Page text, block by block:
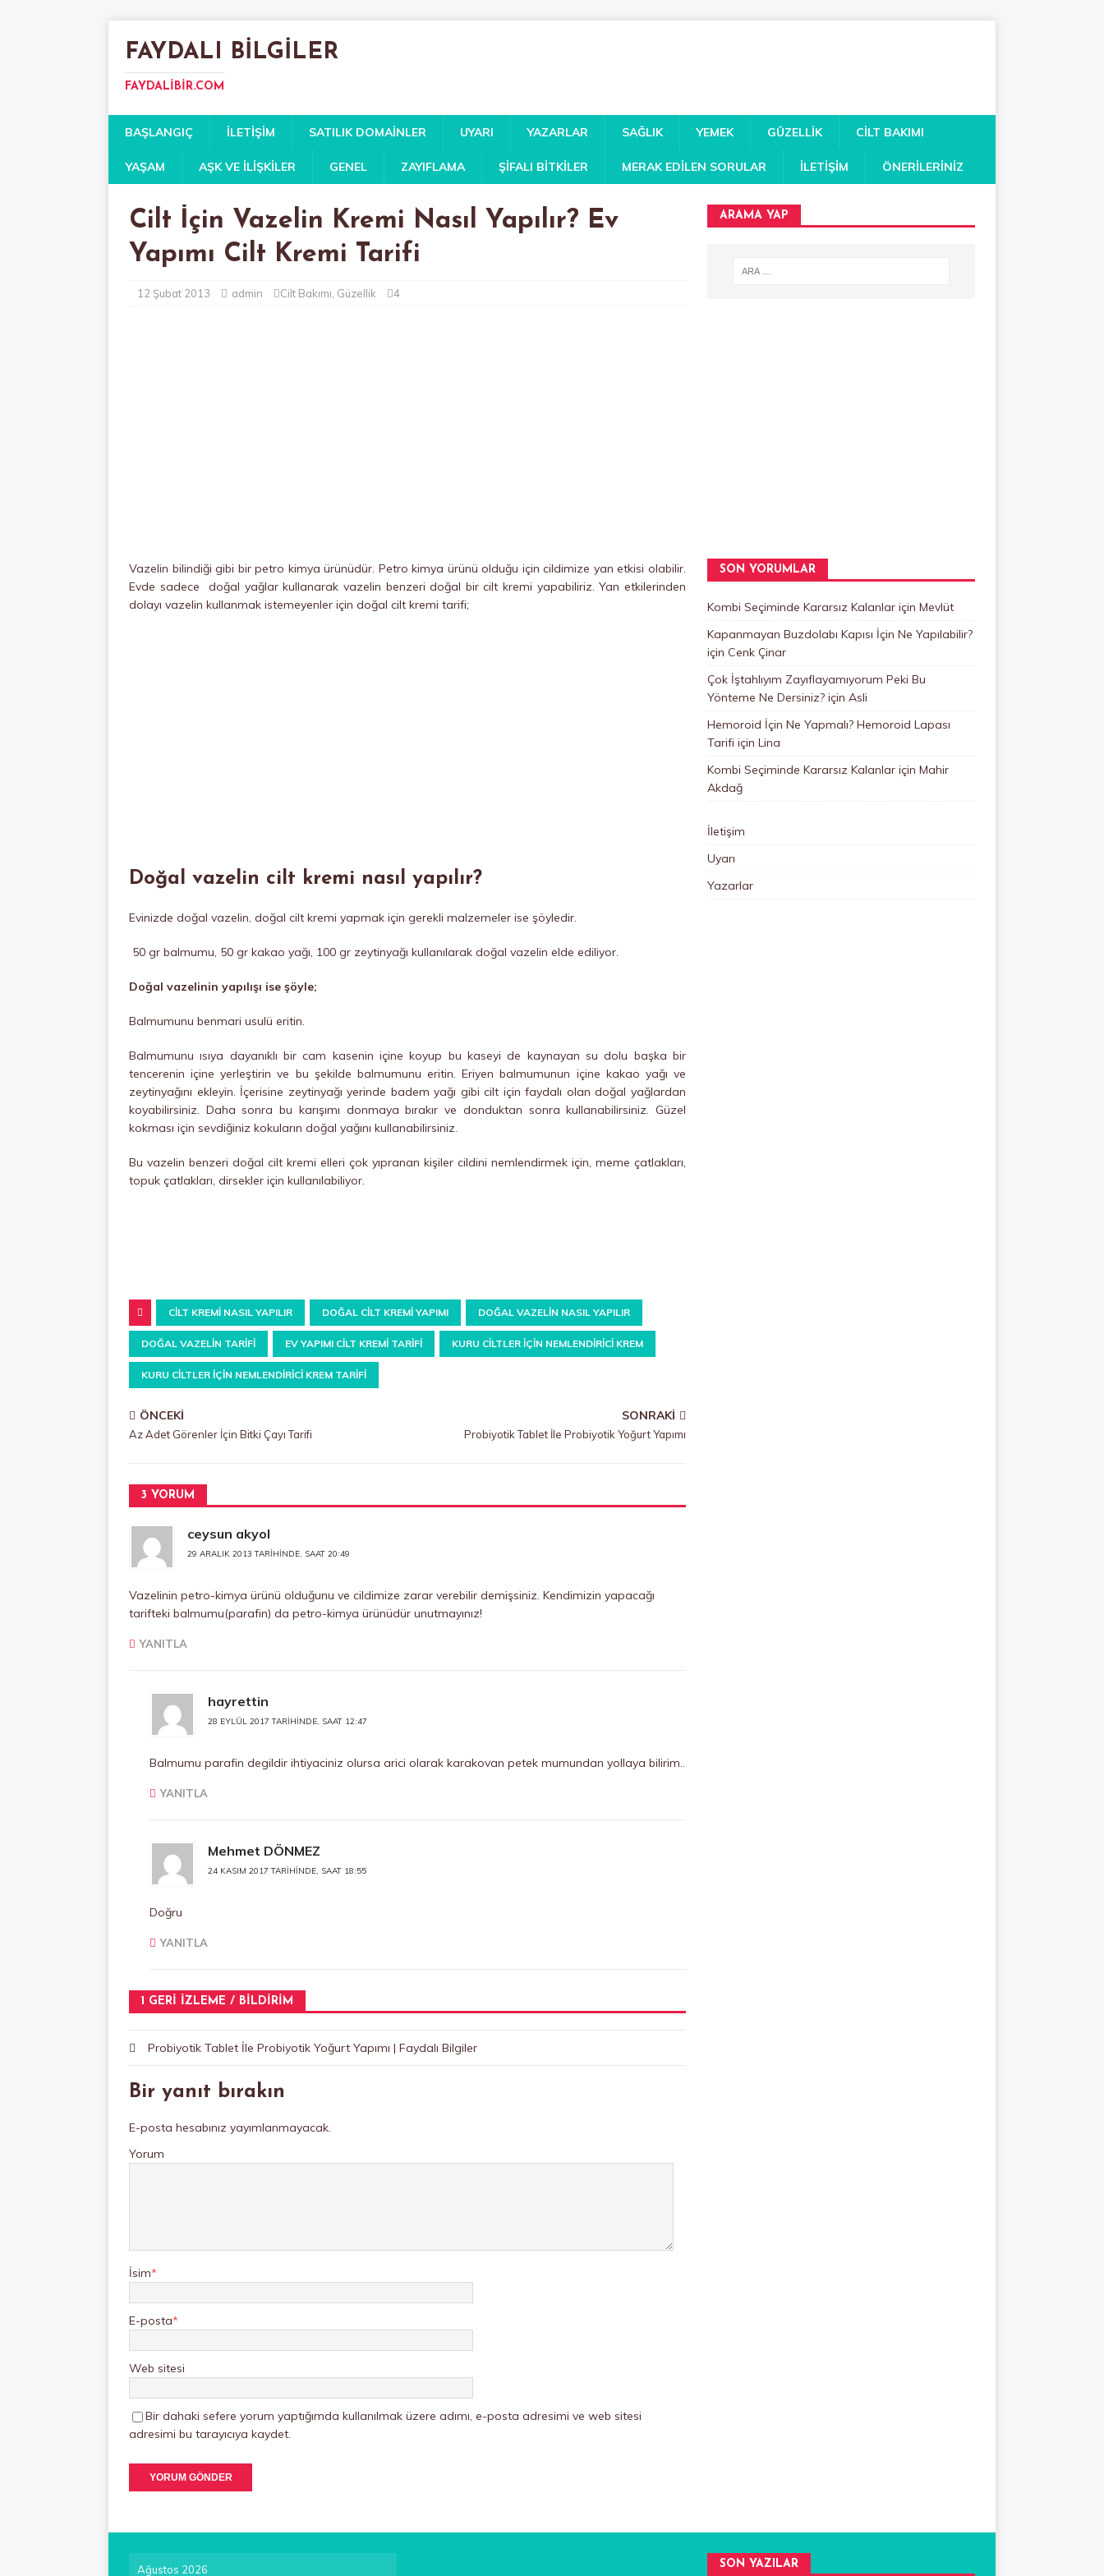
FAYDALI BILGILER
FAYDALIBIR.COM
BAŞLANGIÇ İLETIŞIM SATILIK DOMAINLER UYARI YAZARLAR SAĞLIK YEMEK GÜZELLIK CILT BAKIMI
YAŞAM AŞK VE İLIŞKILER GENEL ZAYIFLAMA ŞIFALI BITKILER MERAK EDILEN SORULAR İLETIŞIM ÖNERILERINIZ
Cilt İçin Vazelin Kremi Nasıl Yapılır? Ev
Yapımı Cilt Kremi Tarifi
12 Şubat 2013 admin Cilt Bakımı Güzellik 4
Vazelin bilindiği gibi bir petro kimya ürünüdür. Petro kimya ürünü olduğu için cildimize yan etkisi olabilir.
Evde sadece doğal yağlar kullanarak vazelin benzeri doğal bir cilt kremi yapabiliriz. Yan etkilerinden
dolayı vazelin kullanmak istemeyenler için doğal cilt kremi tarifi;
Doğal vazelin cilt kremi nasıl yapılır?
Evinizde doğal vazelin, doğal cilt kremi yapmak için gerekli malzemeler ise şöyledir.
50 gr balmumu, 50 gr kakao yağı, 100 gr zeytinyağı kullanılarak doğal vazelin elde ediliyor.
Doğal vazelinin yapılışı ise şöyle;
Balmumunu benmari usulü eritin.
Balmumunu ısıya dayanıklı bir cam kasenin içine koyup bu kaseyi de kaynayan su dolu başka bir
tencerenin içine yerleştirin ve bu şekilde balmumunu eritin. Eriyen balmumunun içine kakao yağı ve
zeytinyağını ekleyin. İçerisine zeytinyağı yerinde badem yağı gibi cilt için faydalı olan doğal yağlardan
koyabilirsiniz. Daha sonra bu karışımı donmaya bırakır ve donduktan sonra kullanabilirsiniz. Güzel
kokması için sevdiğiniz kokuların doğal yağını kullanabilirsiniz.
Bu vazelin benzeri doğal cilt kremi elleri çok yıpranan kişiler cildini nemlendirmek için, meme çatlakları,
topuk çatlakları, dirsekler için kullanılabiliyor.
CILT KREMI NASIL YAPILIR DOĞAL CILT KREMI YAPIMI DOĞAL VAZELIN NASIL YAPILIR
DOĞAL VAZELIN TARIFI EV YAPIMI CILT KREMI TARIFI KURU CILTLER IÇIN NEMLENDIRICI KREM
KURU CILTLER IÇIN NEMLENDIRICI KREM TARIFI
ÖNCEKI
Az Adet Görenler İçin Bitki Çayı Tarifi
SONRAKI
Probiyotik Tablet İle Probiyotik Yoğurt Yapımı
3 YORUM
ceysun akyol
29 ARALIK 2013 TARIHINDE, SAAT 20:49
Vazelinin petro-kimya ürünü olduğunu ve cildimize zarar verebilir demişsiniz. Kendimizin yapacağı
tarifteki balmumu(parafin) da petro-kimya ürünüdür unutmayınız!
YANITLA
hayrettin
28 EYLÜL 2017 TARIHINDE, SAAT 12:47
Balmumu parafin degildir ihtiyaciniz olursa arici olarak karakovan petek mumundan yollaya bilirim..
YANITLA
Mehmet DÖNMEZ
24 KASIM 2017 TARIHINDE, SAAT 18:55
Doğru
YANITLA
1 GERI IZLEME / BILDIRIM
Probiyotik Tablet İle Probiyotik Yoğurt Yapımı | Faydalı Bilgiler
Bir yanıt bırakın
E-posta hesabınız yayımlanmayacak.
Yorum
İsim*
E-posta*
Web sitesi
Bir dahaki sefere yorum yaptığımda kullanılmak üzere adımı, e-posta adresimi ve web sitesi
adresimi bu tarayıcıya kaydet.
ARAMA YAP
SON YORUMLAR
Kombi Seçiminde Kararsız Kalanlariçin Mevlüt
Kapanmayan Buzdolabı Kapısı İçin Ne Yapılabilir?
için Cenk Çinar
Çok İştahlıyım Zayıflayamıyorum Peki Bu
Yönteme Ne Dersiniz?için Asli
Hemoroid İçin Ne Yapmalı? Hemoroid Lapası
Tarifi için Lina
Kombi Seçiminde Kararsız Kalanlariçin Mahir
Akdağ
İletişim
Uyarı
Yazarlar
Ağustos 2026 SON YAZILAR